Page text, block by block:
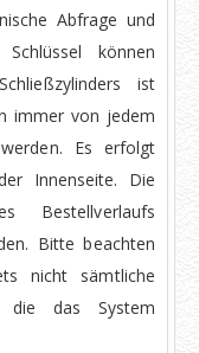
Abfrage und
können
ist
immer von jedem
Es erfolgt
Innenseite. Die
Bestellverlaufs
Bitte beachten
nicht sämtliche
die das System